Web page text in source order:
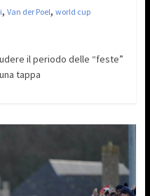
, Van der Poel, world cup
il periodo delle “feste”
tappa